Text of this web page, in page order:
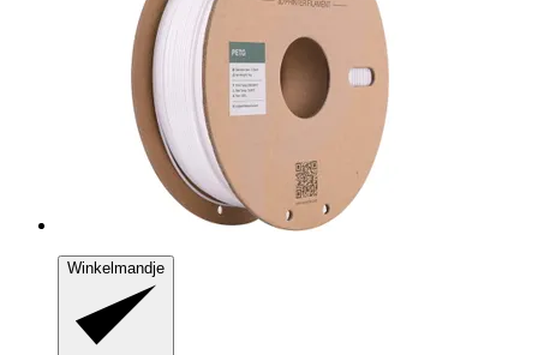
Winkelmandje